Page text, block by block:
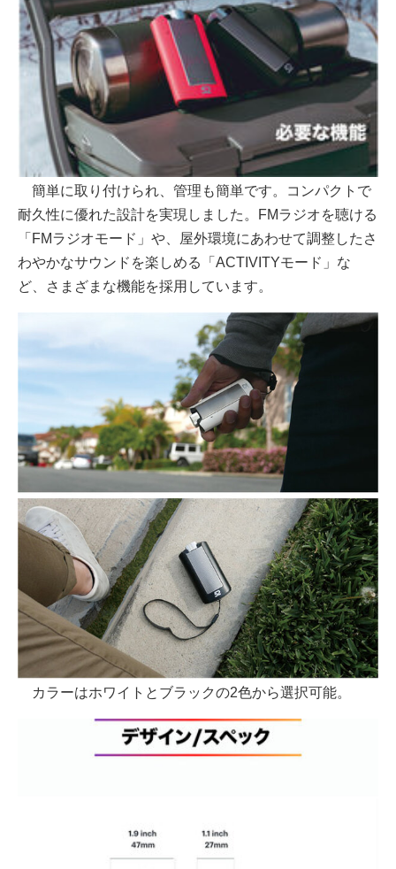
簡単に取り付けられ、管理も簡単です。コンパクトで
耐久性に優れた設計を実現しました。FMラジオを聴ける
「FMラジオモード」や、屋外環境にあわせて調整したさ
わやかなサウンドを楽しめる「ACTIVITYモード」な
ど、さまざまな機能を採用しています。
カラーはホワイトとブラックの2色から選択可能。